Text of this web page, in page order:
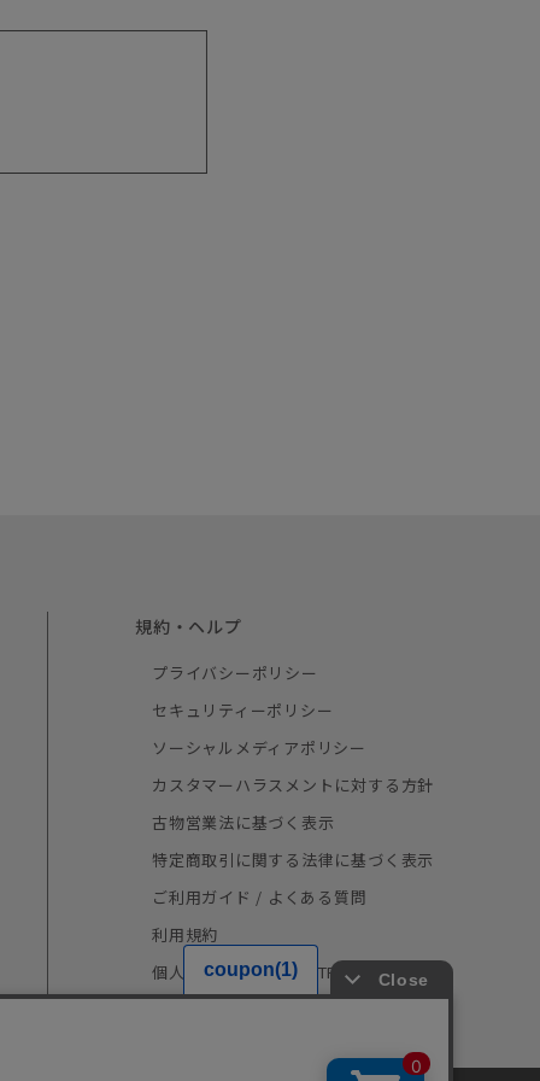
規約・ヘルプ
プライバシーポリシー
セキュリティーポリシー
ソーシャルメディアポリシー
カスタマーハラスメントに対する方針
古物営業法に基づく表示
特定商取引に関する法律に基づく表示
ご利用ガイド / よくある質問
利用規約
個人情報の取り扱い（TRUSTe）